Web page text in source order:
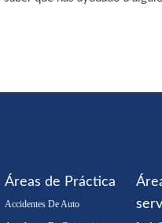
Áreas de Práctica
Accidentes De Auto